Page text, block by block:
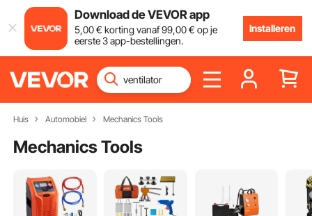
Download de VEVOR app
5,00€ korting vanaf99,00€ op je
eerste 3 app-bestellingen.
Installeren
Huis Automobiel Mechanics Tools
Mechanics Tools